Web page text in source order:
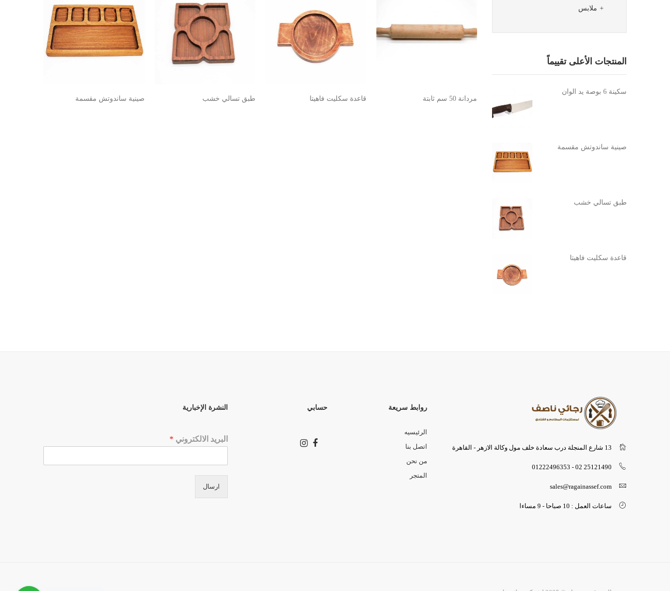
مردانة 50 سم ثابتة قاعدة سكليت فاهيتا طبق تسالي خشب صينية ساندوتش مقسمة
ملابس
المنتجات الأعلى تقييماً
سكينة 6 بوصة يد الوان
صينية ساندوتش مقسمة
طبق تسالي خشب
قاعدة سكليت فاهيتا
النشرة الإخبارية
البريد الالكتروني *
ارسال
حسابي روابط سريعة
الرئيسيه
اتصل بنا
من نحن
المتجر
13 شارع المنجلة درب سعادة خلف مول وكالة الازهر - القاهرة
25121490 02 - 01222496353
sales@ragainassef.com
ساعات العمل : 10 صباحا - 9 مساءا